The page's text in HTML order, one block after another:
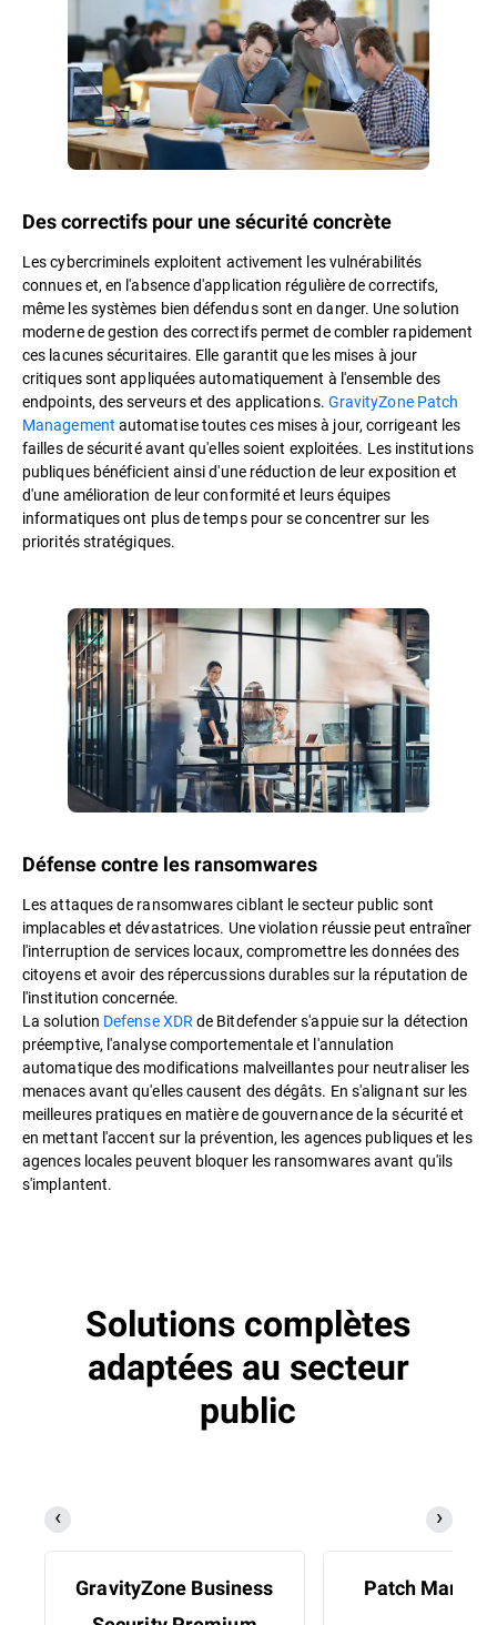
Des correctifs pour une sécurité concrète
Les cybercriminels exploitent activement les vulnérabilités
connues et, en l'absence d'application régulière de correctifs,
même les systèmes bien défendus sont en danger. Une solution
moderne de gestion des correctifs permet de combler rapidement
ces lacunes sécuritaires. Elle garantit que les mises à jour
critiques sont appliquées automatiquement à l'ensemble des
endpoints, des serveurs et des applications. GravityZone Patch
Management automatise toutes ces mises à jour, corrigeant les
failles de sécurité avant qu'elles soient exploitées. Les institutions
publiques bénéficient ainsi d'une réduction de leur exposition et
d'une amélioration de leur conformité et leurs équipes
informatiques ont plus de temps pour se concentrer sur les
priorités stratégiques.
Défense contre les ransomwares
Les attaques de ransomwares ciblant le secteur public sont
implacables et dévastatrices. Une violation réussie peut entraîner
l'interruption de services locaux, compromettre les données des
citoyens et avoir des répercussions durables sur la réputation de
l'institution concernée.
La solution Defense XDRde Bitdefender s'appuie sur la détection
préemptive, l'analyse comportementale et l'annulation
automatique des modifications malveillantes pour neutraliser les
menaces avant qu'elles causent des dégâts. En s'alignant sur les
meilleures pratiques en matière de gouvernance de la sécurité et
en mettant l'accent sur la prévention, les agences publiques et les
agences locales peuvent bloquer les ransomwares avant qu'ils
s'implantent.
Solutions complètes
adaptées au secteur
public
GravityZone Business
Patch